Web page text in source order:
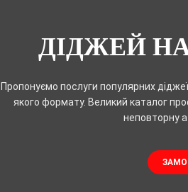
ДІДЖЕЙ
Пропонуємо послуги популярних
якого формату. Великий каталог
неповторну